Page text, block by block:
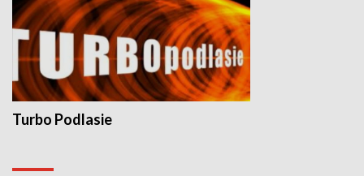
Turbo Podlasie